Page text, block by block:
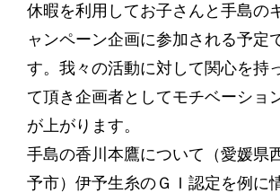
休暇を利用してお子さんと手島の
ャンペーン企画に参加される予定
す。我々の活動に対して関心を持
て頂き企画者としてモチベーショ
が上がります。
手島の香川本鷹について（愛媛県
予市）伊予生糸のＧＩ認定を例に